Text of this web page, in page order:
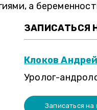
а
ЗАПИСАТЬСЯ
Клоков
Уролог-
Записаться на